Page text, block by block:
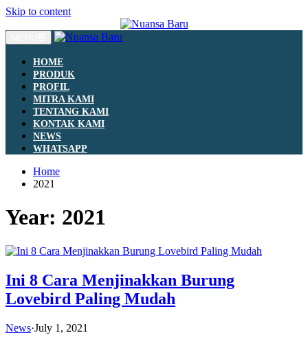
Skip to content
HOME
PRODUK
PROFIL
MITRA KAMI
TENTANG KAMI
KONTAK KAMI
NEWS
WHATSAPP
Home
2021
Year: 2021
Ini 8 Cara Menjinakkan Burung
Lovebird Paling Mudah
News·July 1, 2021